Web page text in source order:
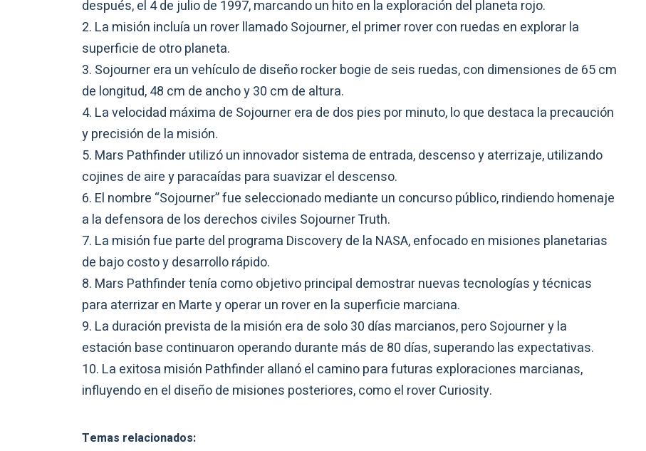
después, el 4 de julio de 1997, marcando un hito en la exploración del planeta rojo.
La misión incluía un rover llamado Sojourner, el primer rover con ruedas en explorar la
superficie de otro planeta.
Sojourner era un vehículo de diseño rocker bogie de seis ruedas, con dimensiones de 65 cm
de longitud, 48 cm de ancho y 30 cm de altura.
La velocidad máxima de Sojourner era de dos pies por minuto, lo que destaca la precaución
y precisión de la misión.
Mars Pathfinder utilizó un innovador sistema de entrada, descenso y aterrizaje, utilizando
cojines de aire y paracaídas para suavizar el descenso.
El nombre “Sojourner” fue seleccionado mediante un concurso público, rindiendo homenaje
a la defensora de los derechos civiles Sojourner Truth.
La misión fue parte del programa Discovery de la NASA, enfocado en misiones planetarias
de bajo costo y desarrollo rápido.
Mars Pathfinder tenía como objetivo principal demostrar nuevas tecnologías y técnicas
para aterrizar en Marte y operar un rover en la superficie marciana.
La duración prevista de la misión era de solo 30 días marcianos, pero Sojourner y la
estación base continuaron operando durante más de 80 días, superando las expectativas.
La exitosa misión Pathfinder allanó el camino para futuras exploraciones marcianas,
influyendo en el diseño de misiones posteriores, como el rover Curiosity.
Temas relacionados: